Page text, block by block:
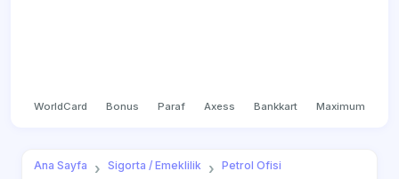
WorldCard Bonus Paraf Axess Bankkart Maximum
Ana Sayfa Sigorta / Emeklilik
Petrol Ofisi